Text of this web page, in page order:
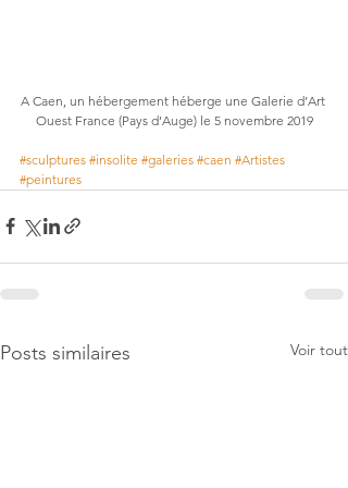
A Caen, un hébergement héberge une Galerie d’Art
Ouest France (Pays d’Auge) le 5 novembre 2019
#sculptures #insolite #galeries #caen #Artistes
#peintures
Posts similaires Voir tout